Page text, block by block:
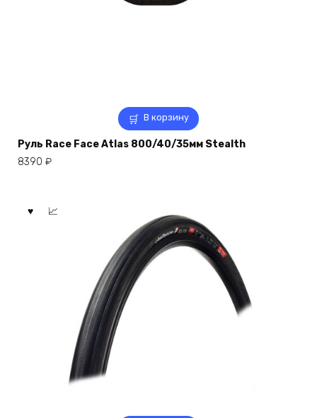
В корзину
Руль Race Face Atlas 800/40/35мм Stealth
8390 ₽